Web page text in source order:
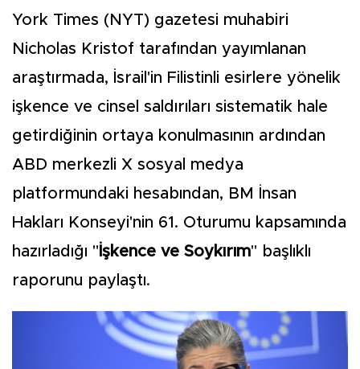
York Times (NYT) gazetesi muhabiri
Nicholas Kristof tarafından yayımlanan
araştırmada, İsrail'in Filistinli esirlere yönelik
işkence ve cinsel saldırıları sistematik hale
getirdiğinin ortaya konulmasının ardından
ABD merkezli X sosyal medya
platformundaki hesabından, BM İnsan
Hakları Konseyi'nin 61. Oturumu kapsamında
hazırladığı " İşkence ve Soykırım" başlıklı
raporunu paylaştı.